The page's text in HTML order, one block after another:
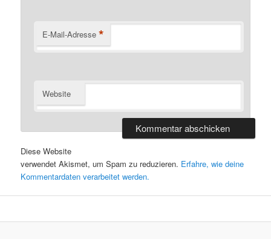
E-Mail-Adresse *
Website
Diese Website
verwendet Akismet, um Spam zu reduzieren. Erfahre, wie deine
Kommentardaten verarbeitet werden.